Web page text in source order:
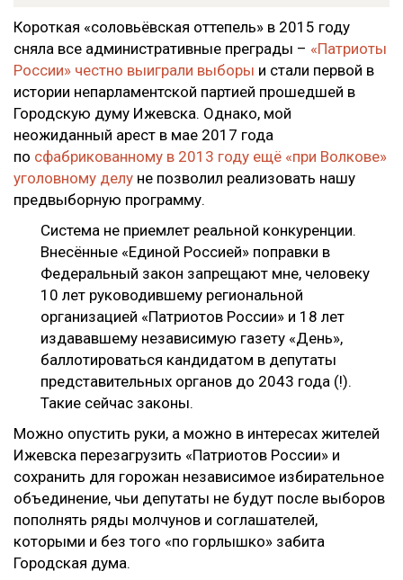
Короткая «соловьёвская оттепель» в 2015 году
сняла все административные преграды – «Патриоты
России» честно выиграли выборы и стали первой в
истории непарламентской партией прошедшей в
Городскую думу Ижевска. Однако, мой
неожиданный арест в мае 2017 года
по сфабрикованному в 2013 году ещё «при Волкове»
уголовному делу не позволил реализовать нашу
предвыборную программу.
Система не приемлет реальной конкуренции.
Внесённые «Единой Россией» поправки в
Федеральный закон запрещают мне, человеку
10 лет руководившему региональной
организацией «Патриотов России» и 18 лет
издававшему независимую газету «День»,
баллотироваться кандидатом в депутаты
представительных органов до 2043 года (!).
Такие сейчас законы.
Можно опустить руки, а можно в интересах жителей
Ижевска перезагрузить «Патриотов России» и
сохранить для горожан независимое избирательное
объединение, чьи депутаты не будут после выборов
пополнять ряды молчунов и соглашателей,
которыми и без того «по горлышко» забита
Городская дума.